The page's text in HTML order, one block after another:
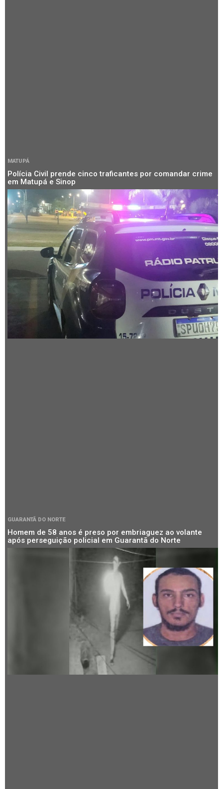
MATUPÁ
Polícia Civil prende cinco traficantes por comandar crime
em Matupá e Sinop
GUARANTÃ DO NORTE
Homem de 58 anos é preso por embriaguez ao volante
após perseguição policial em Guarantã do Norte